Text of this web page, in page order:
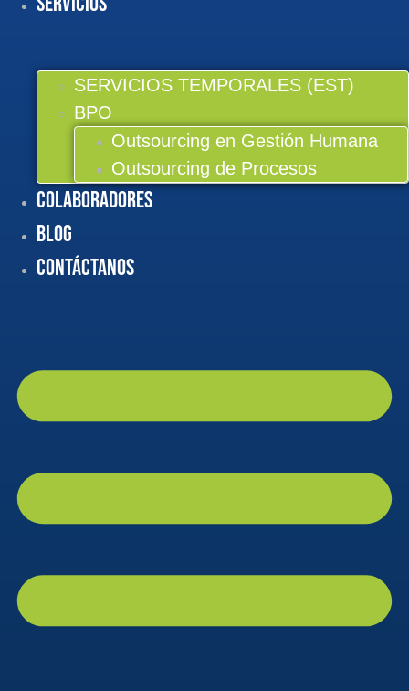
SERVICIOS TEMPORALES (EST)
BPO
Outsourcing en Gestión Humana
Outsourcing de Procesos
Colaboradores
BLOG
Contáctanos